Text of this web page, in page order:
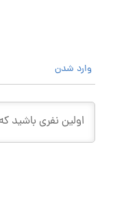
وارد شدن